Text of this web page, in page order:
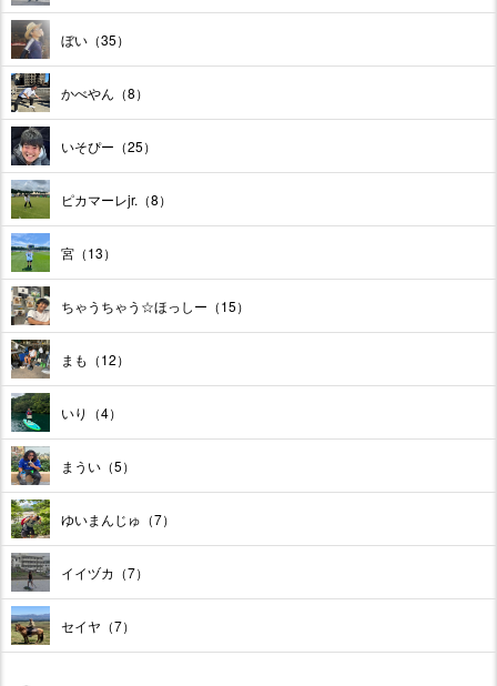
ぼい（35）
かべやん（8）
いそぴー（25）
ピカマーレjr.（8）
宮（13）
ちゃうちゃう☆ほっしー（15）
まも（12）
いり（4）
まうい（5）
ゆいまんじゅ（7）
イイヅカ（7）
セイヤ（7）